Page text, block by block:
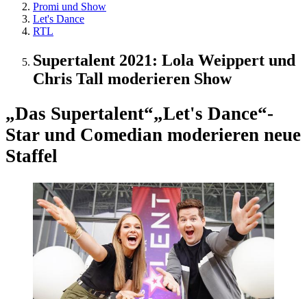
Promi und Show
Let's Dance
RTL
Supertalent 2021: Lola Weippert und
Chris Tall moderieren Show
„Das Supertalent“„Let's Dance“-
Star und Comedian moderieren neue
Staffel